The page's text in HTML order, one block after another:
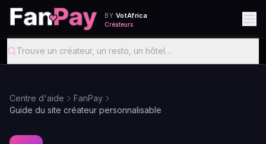
BY VotAfrica
Créateurs
Trouve un créateur, un resto, un hôtel…
Centre d'aide
FanPay
Guide du site créateur personnalisable